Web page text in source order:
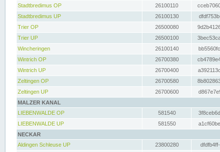
Stadtbredimus OP
26100110
Stadtbredimus UP
26100130
Trier OP
26500080
Trier UP
26500100
Wincheringen
26100140
Wintrich OP
26700380
Wintrich UP
26700400
Zeltingen OP
26700580
Zeltingen UP
26700600
MALZER KANAL
LIEBENWALDE OP
581540
LIEBENWALDE UP
581550
NECKAR
Aldingen Schleuse UP
23800280